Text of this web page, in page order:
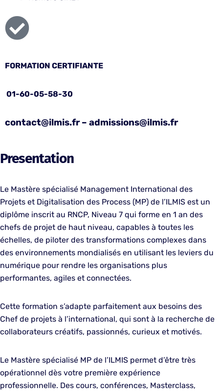
FORMATION CERTIFIANTE
01-60-05-58-30
contact@ilmis.fr – admissions@ilmis.fr
Presentation
Le Mastère spécialisé Management International des
Projets et Digitalisation des Process (MP) de l’ILMIS est un
diplôme inscrit au RNCP, Niveau 7 qui forme en 1 an des
chefs de projet de haut niveau, capables à toutes les
échelles, de piloter des transformations complexes dans
des environnements mondialisés en utilisant les leviers du
numérique pour rendre les organisations plus
performantes, agiles et connectées.
Cette formation s’adapte parfaitement aux besoins des
Chef de projets à l’international, qui sont à la recherche de
collaborateurs créatifs, passionnés, curieux et motivés.
Le Mastère spécialisé MP de l’ILMIS permet d’être très
opérationnel dès votre première expérience
professionnelle. Des cours, conférences, Masterclass,